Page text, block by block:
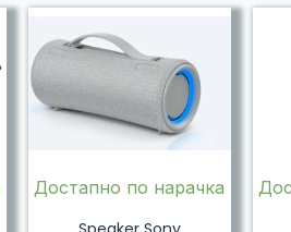
Достапно по нарачка